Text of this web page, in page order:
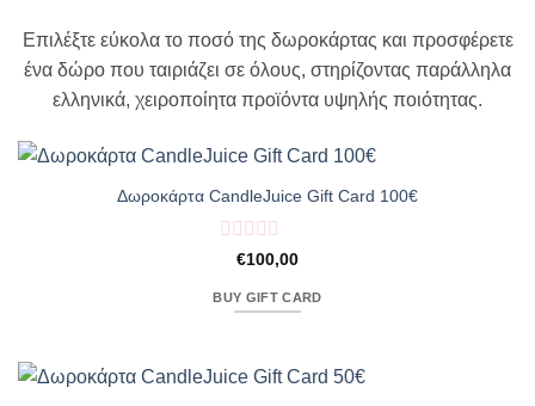
Επιλέξτε εύκολα το ποσό της δωροκάρτας και προσφέρετε
ένα δώρο που ταιριάζει σε όλους, στηρίζοντας παράλληλα
ελληνικά, χειροποίητα προϊόντα υψηλής ποιότητας.
Δωροκάρτα CandleJuice Gift Card 100€
Βαθμολογήθηκε
0
από
€100,00
BUY GIFT CARD